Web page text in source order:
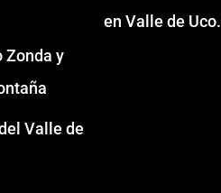
Zonda y
Valle de
en Valle de Uco.